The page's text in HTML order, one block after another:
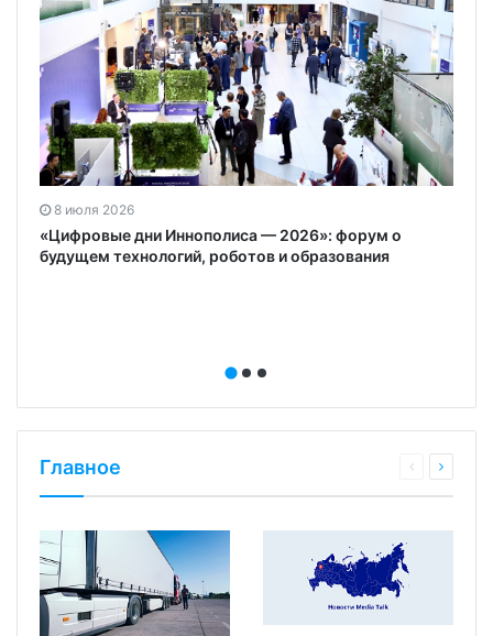
8 июля 2026
«Цифровые дни Иннополиса — 2026»: форум о
будущем технологий, роботов и образования
Главное